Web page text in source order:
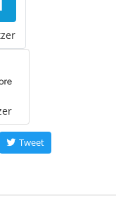
Tweet